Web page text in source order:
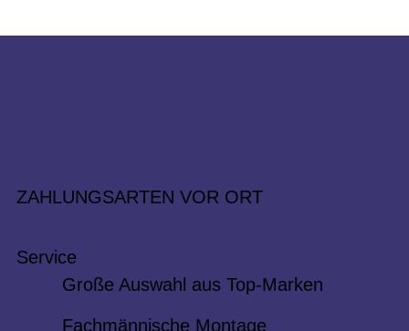
ZAHLUNGSARTEN VOR ORT
Service
Große Auswahl aus Top-Marken
Fachmännische Montage